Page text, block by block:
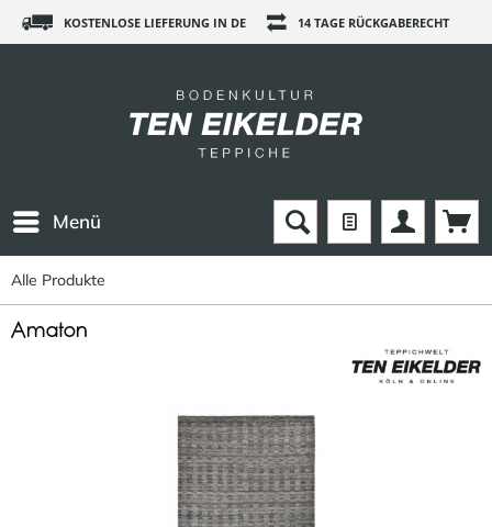
KOSTENLOSE LIEFERUNG IN DE 14 TAGE RÜCKGABERECHT
Menü
Alle Produkte
Amaton